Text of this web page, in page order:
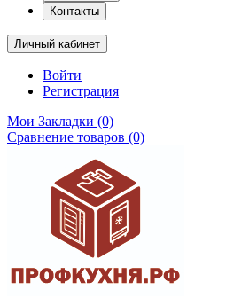
Контакты
Личный кабинет
Войти
Регистрация
Мои Закладки (0)
Сравнение товаров (0)